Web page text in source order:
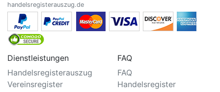
handelsregisterauszug.de
Dienstleistungen
Handelsregisterauszug
Vereinsregister
FAQ
FAQ
Handelsregister